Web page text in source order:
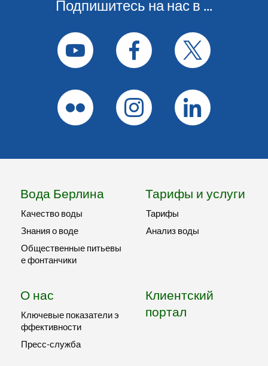
Подпишитесь на нас в ...
Подпишитесь на нас в YouTube
Подпишитесь на нас в
Подпишитесь
Подпишитесь на нас в Flickr
Подпишитесь на нас в
Следуйте за
Вода Берлина
Качество воды
Знания о воде
Общественные питьевы
е фонтанчики
Тарифы и услуги
Тарифы
Анализ воды
О нас
Ключевые показатели э
ффективности
Пресс-служба
Клиентский
портал